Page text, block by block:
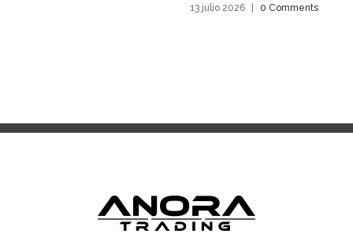
13 julio 2026 0 Comments